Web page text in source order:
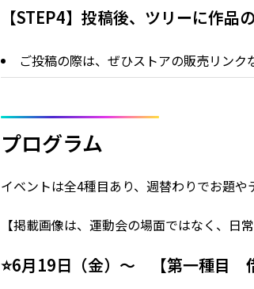
【STEP4】投稿後、ツリーに作
ご投稿の際は、ぜひストアの販売リンク
プログラム
イベントは全4種目あり、 週替わりでお題や
【掲載画像は、運動会の場面ではなく、日
⭐️6月19日（金）〜 【第一種目